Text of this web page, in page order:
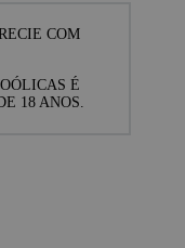
COM
É
18 ANOS.